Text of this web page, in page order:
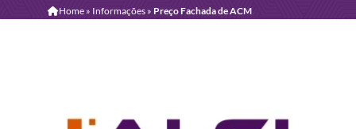
Home» Informações » Preço Fachada de ACM